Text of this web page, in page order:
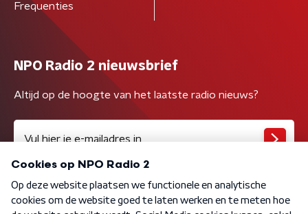
Frequenties
NPO Radio 2 nieuwsbrief
Altijd op de hoogte van het laatste radio nieuws?